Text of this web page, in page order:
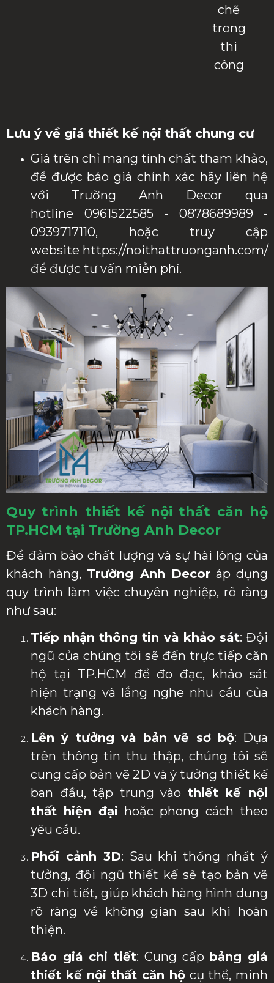
chẽ
trong
thi
công
Lưu ý về giá thiết kế nội thất chung cư
Giá trên chỉ mang tính chất tham khảo,
để được báo giá chính xác hãy liên hệ
với Trường Anh Decor qua
hotline 0961522585 - 0878689989 -
0939717110, hoặc truy cập
website https://noithattruonganh.com/
để được tư vấn miễn phí.
Quy trình thiết kế nội thất căn hộ
TP.HCM tại Trường Anh Decor
Để đảm bảo chất lượng và sự hài lòng của
khách hàng, Trường Anh Decoráp dụng
quy trình làm việc chuyên nghiệp, rõ ràng
như sau:
Tiếp nhận thông tin và khảo sát: Đội
ngũ của chúng tôi sẽ đến trực tiếp căn
hộ tại TP.HCM để đo đạc, khảo sát
hiện trạng và lắng nghe nhu cầu của
khách hàng.
Lên ý tưởng và bản vẽ sơ bộ: Dựa
trên thông tin thu thập, chúng tôi sẽ
cung cấp bản vẽ 2D và ý tưởng thiết kế
ban đầu, tập trung vào thiết kế nội
thất hiện đại hoặc phong cách theo
yêu cầu.
Phối cảnh 3D: Sau khi thống nhất ý
tưởng, đội ngũ thiết kế sẽ tạo bản vẽ
3D chi tiết, giúp khách hàng hình dung
rõ ràng về không gian sau khi hoàn
thiện.
Báo giá chi tiết: Cung cấp bảng giá
thiết kế nội thất căn hộcụ thể, minh